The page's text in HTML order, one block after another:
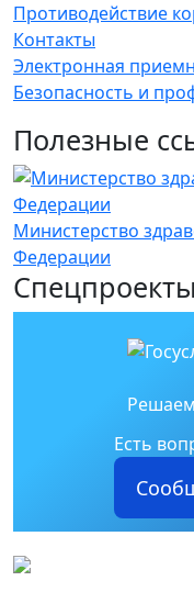
Противодействие
Контакты
Электронная
Безопасность и
Полезные
Министерство
Федерации
Спецпроекты
Есть